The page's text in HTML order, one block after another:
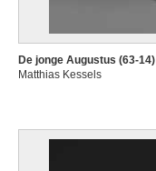
De jonge Augustus (63-14)
Matthias Kessels